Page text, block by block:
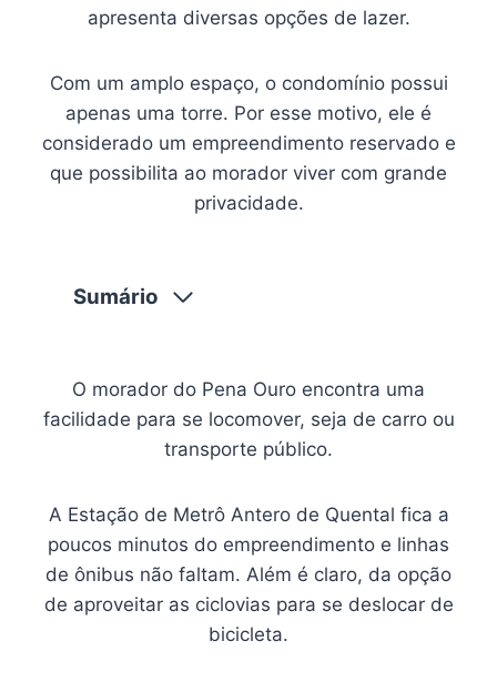
apresenta diversas opções de lazer.
Com um amplo espaço, o condomínio possui
apenas uma torre. Por esse motivo, ele é
considerado um empreendimento reservado e
que possibilita ao morador viver com grande
privacidade.
Sumário
O morador do Pena Ouro encontra uma
facilidade para se locomover, seja de carro ou
transporte público.
A Estação de Metrô Antero de Quental fica a
poucos minutos do empreendimento e linhas
de ônibus não faltam. Além é claro, da opção
de aproveitar as ciclovias para se deslocar de
bicicleta.